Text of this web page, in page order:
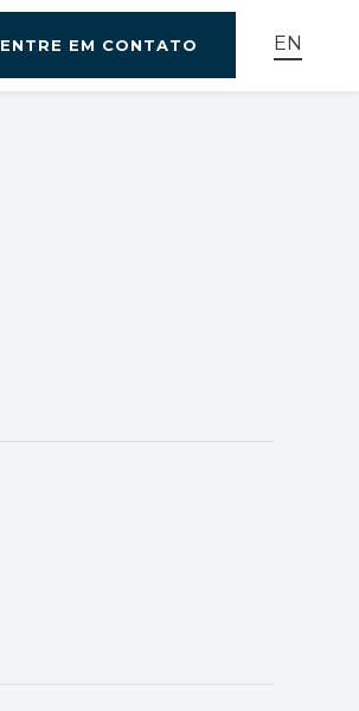
ENTRE EM CONTATO EN